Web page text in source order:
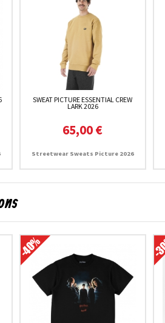
SWEAT PICTURE ESSENTIAL CREW
LARK 2026
65,00 €
Streetwear Sweats Picture 2026